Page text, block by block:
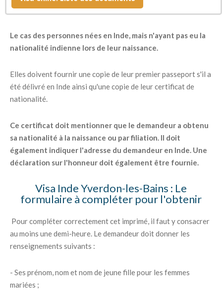
déclaration sur l'honneur.
Le cas des personnes nées en Inde, mais n'ayant pas eu la
nationalité indienne lors de leur naissance.
Elles doivent fournir une copie de leur premier passeport s'il a
été délivré en Inde ainsi qu'une copie de leur certificat de
nationalité.
Ce certificat doit mentionner que le demandeur a obtenu
sa nationalité à la naissance ou par filiation. Il doit
également indiquer l'adresse du demandeur en Inde. Une
déclaration sur l'honneur doit également être fournie.
Visa Inde Yverdon-les-Bains : Le
formulaire à compléter pour l'obtenir
Pour compléter correctement cet imprimé, il faut y consacrer
au moins une demi-heure. Le demandeur doit donner les
renseignements suivants :
- Ses prénom, nom et nom de jeune fille pour les femmes
mariées ;